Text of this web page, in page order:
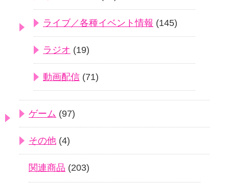
ライブ／各種イベント情報 (145)
ラジオ (19)
動画配信 (71)
ゲーム (97)
その他 (4)
関連商品 (203)